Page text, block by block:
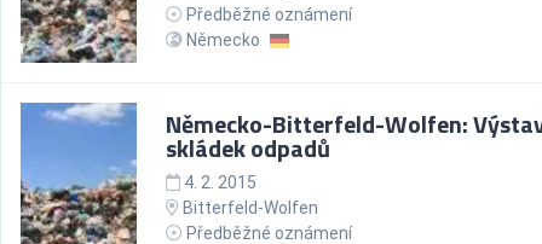
Předběžné oznámení
Německo
Německo-Bitterfeld-Wolfen:
skládek odpadů
4. 2. 2015
Bitterfeld-Wolfen
Předběžné oznámení